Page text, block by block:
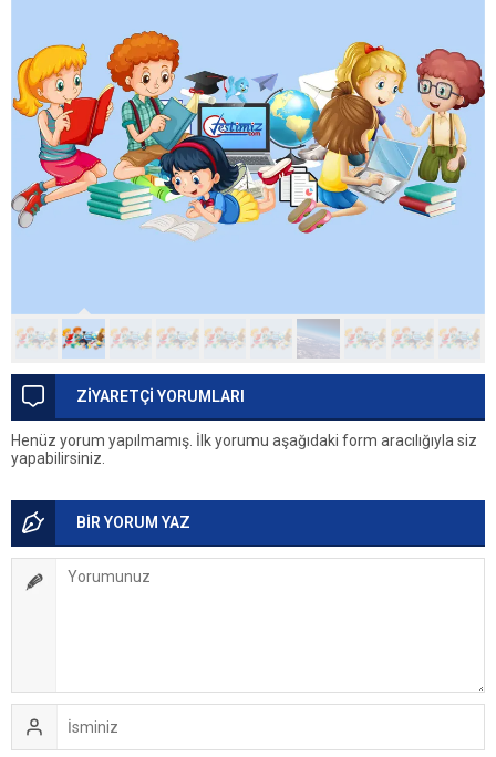
ZİYARETÇİ YORUMLARI
Henüz yorum yapılmamış. İlk yorumu aşağıdaki form aracılığıyla siz
yapabilirsiniz.
BİR YORUM YAZ